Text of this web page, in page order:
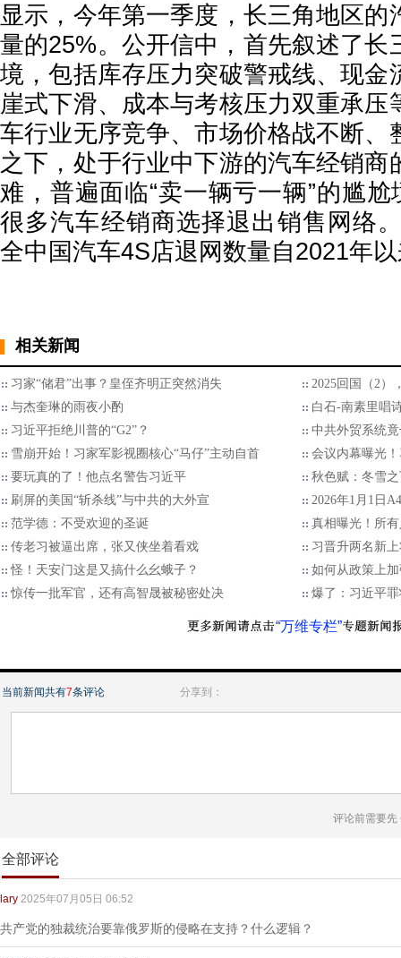
显示，今年第一季度，长三角地区的
量的25%。公开信中，首先叙述了长
境，包括库存压力突破警戒线、现金
崖式下滑、成本与考核压力双重承压
车行业无序竞争、市场价格战不断、
之下，处于行业中下游的汽车经销商
难，普遍面临“卖一辆亏一辆”的尴尬
很多汽车经销商选择退出销售网络
全中国汽车4S店退网数量自2021年
相关新闻
习家“储君”出事？皇侄齐明正突然消失
2025回国（2）
与杰奎琳的雨夜小酌
白石-南素里唱
习近平拒绝川普的“G2”？
中共外贸系统
雪崩开始！习家军影视圈核心“马仔”主动自首
会议内幕曝光
要玩真的了！他点名警告习近平
秋色赋：冬雪
刷屏的美国“斩杀线”与中共的大外宣
2026年1月1日
范学德：不受欢迎的圣诞
真相曝光！所
传老习被逼出席，张又侠坐着看戏
习晋升两名新
怪！天安门这是又搞什么幺蛾子？
如何从政策上
惊传一批军官，还有高智晟被秘密处决
爆了：习近平
“万维专栏”
当前新闻共有7条评论 分享到：
评论前需要先
全部评论
lary 2025年07月05日 06:52
共产党的独裁统治要靠俄罗斯的侵略在支持？什么逻辑？